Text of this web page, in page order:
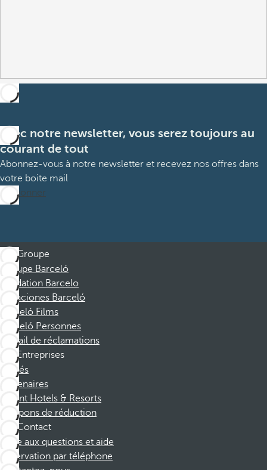
Avec notre newsletter, vous serez toujours au
courant de tout
Abonnez-vous à notre newsletter et recevez nos offres dans
votre boite mail
M’abonner
Groupe
Groupe Barceló
Fondation Barcelo
Vacaciones Barceló
Barceló Films
Barceló Personnes
Portail de réclamations
Entreprises
Affiliés
Partenaires
Dorint Hotels & Resorts
Coupons de réduction
Contact
Foire aux questions et aide
Réservation par téléphone